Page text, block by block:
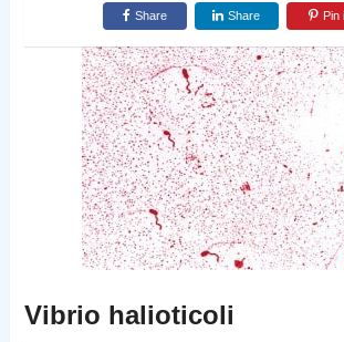
Share Share Pin
Vibrio halioticoli